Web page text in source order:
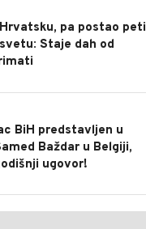
pa postao peti
Staje dah od
BiH predstavljen u
Baždar u Belgiji,
ugovor!